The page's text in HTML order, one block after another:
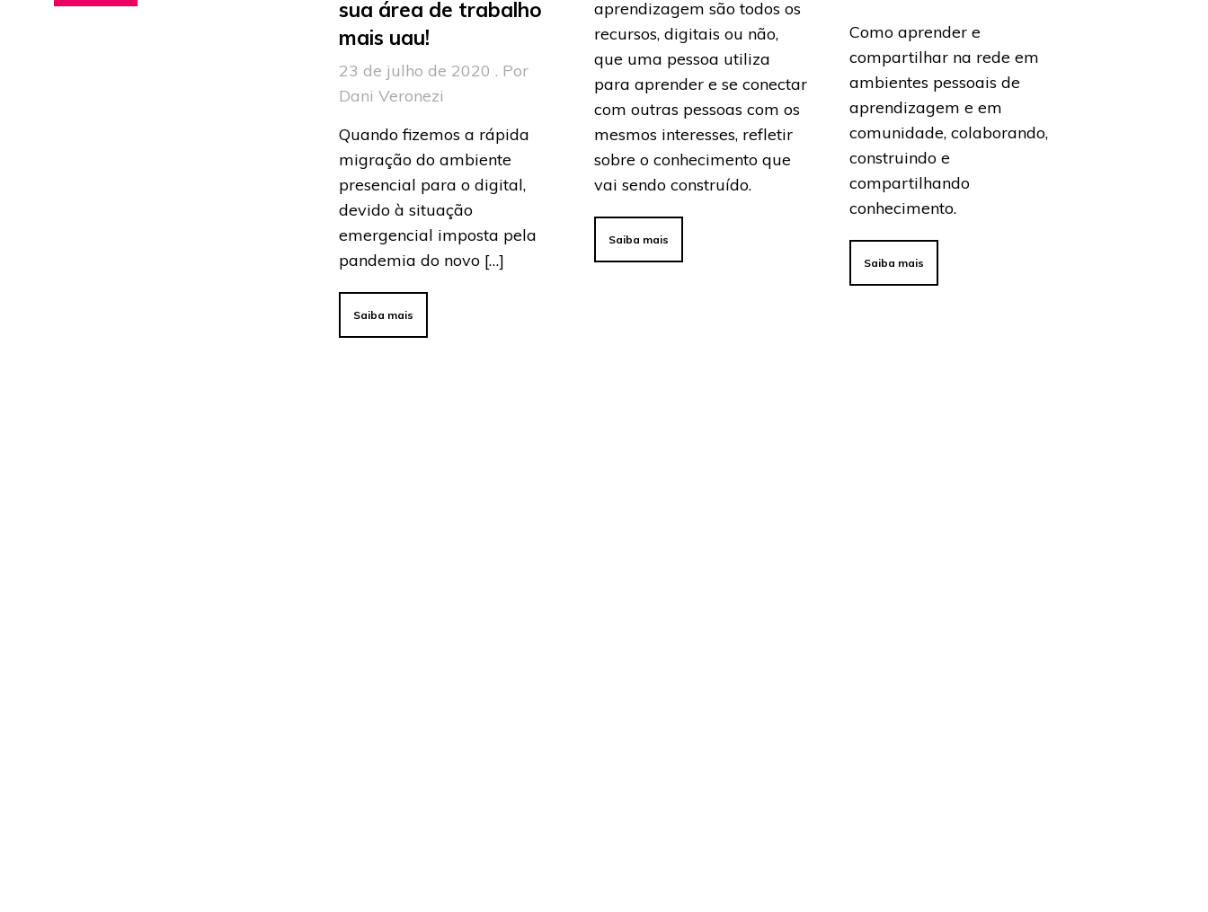
sua área de trabalho
mais uau!
23 de julho de 2020 . Por
Dani Veronezi
Quando fizemos a rápida
migração do ambiente
presencial para o digital,
devido à situação
emergencial imposta pela
pandemia do novo […]
Saiba mais
aprendizagem são todos os
recursos, digitais ou não,
que uma pessoa utiliza
para aprender e se conectar
com outras pessoas com os
mesmos interesses, refletir
sobre o conhecimento que
vai sendo construído.
Saiba mais
Como aprender e
compartilhar na rede em
ambientes pessoais de
aprendizagem e em
comunidade, colaborando,
construindo e
compartilhando
conhecimento.
Saiba mais